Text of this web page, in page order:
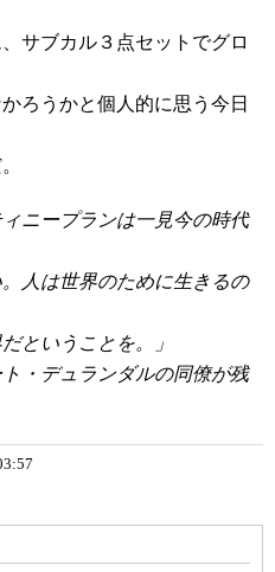
サブカル３点セットでグロ
ろうかと個人的に思う今日
ニープランは一見今の時代
人は世界のために生きるの
ということを。」
・デュランダルの同僚が残